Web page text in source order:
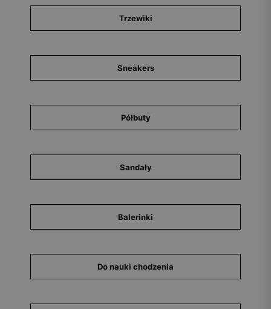
Trzewiki
Sneakers
Półbuty
Sandały
Balerinki
Do nauki chodzenia